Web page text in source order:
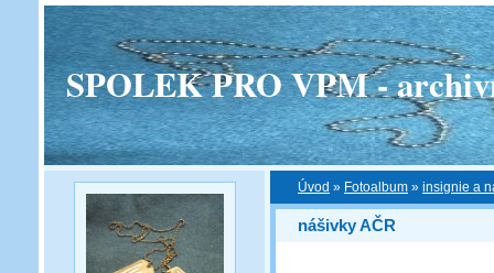
SPOLEK PRO VPM -
Úvod » Fotoalbum » insignie a
nášivky AČR